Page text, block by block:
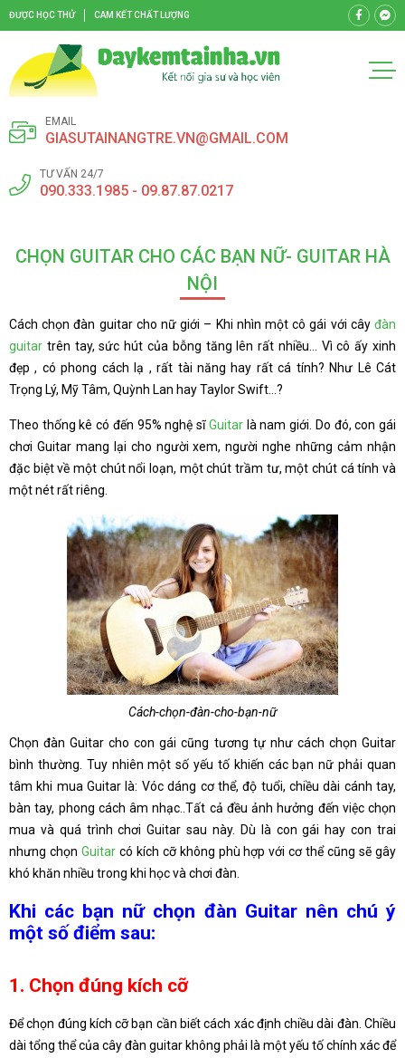
ĐƯỢC HỌC THỬ CAM KẾT CHẤT LƯỢNG
EMAIL
GIASUTAINANGTRE.VN@GMAIL.COM
TƯ VẤN 24/7
090.333.1985 - 09.87.87.0217
CHỌN GUITAR CHO CÁC BẠN NỮ- GUITAR HÀ
NỘI
Cách chọn đàn guitar cho nữ giới – Khi nhìn một cô gái với cây đàn
guitar trên tay, sức hút của bỗng tăng lên rất nhiều… Vì cô ấy xinh
đẹp , có phong cách lạ , rất tài năng hay rất cá tính? Như Lê Cát
Trọng Lý, Mỹ Tâm, Quỳnh Lan hay Taylor Swift…?
Theo thống kê có đến 95% nghệ sĩGuitarlà nam giới. Do đó, con gái
chơi Guitar mang lại cho người xem, người nghe những cảm nhận
đặc biệt về một chút nổi loạn, một chút trầm tư, một chút cá tính và
một nét rất riêng.
Cách-chọn-đàn-cho-bạn-nữ
Chọn đàn Guitar cho con gái cũng tương tự như cách chọn Guitar
bình thường. Tuy nhiên một số yếu tố khiến các bạn nữ phải quan
tâm khi mua Guitar là: Vóc dáng cơ thể, độ tuổi, chiều dài cánh tay,
bàn tay, phong cách âm nhạc..Tất cả đều ảnh hưởng đến việc chọn
mua và quá trình chơi Guitar sau này. Dù là con gái hay con trai
nhưng chọn Guitarcó kích cỡ không phù hợp với cơ thể cũng sẽ gây
khó khăn nhiều trong khi học và chơi đàn.
Khi các bạn nữ chọn đàn Guitar nên chú ý
một số điểm sau:
1. Chọn đúng kích cỡ
Để chọn đúng kích cỡ bạn cần biết cách xác định chiều dài đàn. Chiều
dài tổng thể của cây đàn guitar không phải là một yếu tố chính xác để